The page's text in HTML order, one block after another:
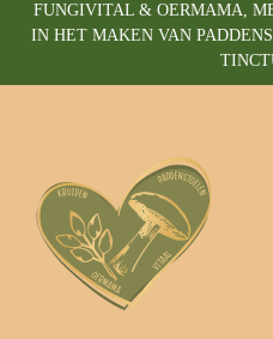
FUNGIVITAL & OERMAMA,
IN HET MAKEN VAN